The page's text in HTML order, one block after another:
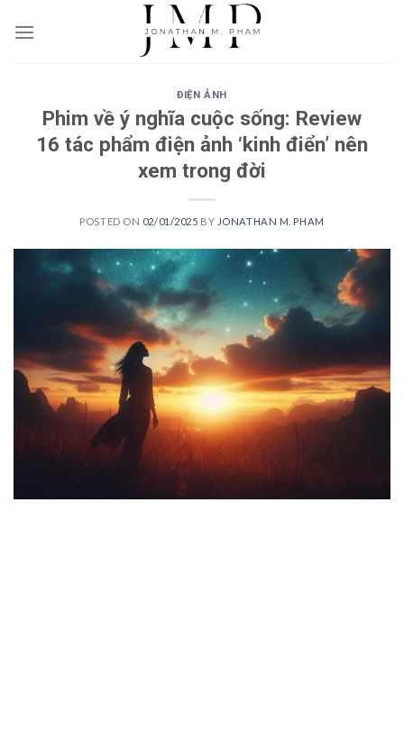
ĐIỆN ẢNH
Phim về ý nghĩa cuộc sống: Review
16 tác phẩm điện ảnh ‘kinh điển’ nên
xem trong đời
POSTED ON 02/01/2025 BY JONATHAN M. PHAM